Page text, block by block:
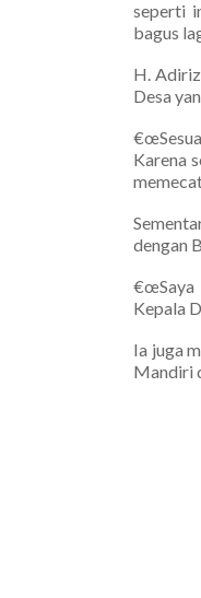
seperti
bagus
H.
Desa
Karena
dengan
€œSaya
Kepala
Ia juga
Mandiri